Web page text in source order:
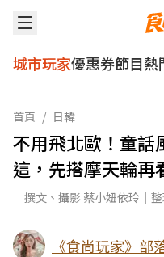
城市玩家優惠券節目熱
首頁 / 日韓
不用飛北歐！童話
這，先搭摩天輪再
｜撰文、攝影 蔡小妞依玲｜
《食尚玩家》部